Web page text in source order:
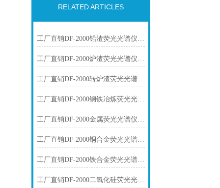
RELATED ARTICLES
工厂直销DF-2000铅渣荧光光谱仪技术参数
工厂直销DF-2000炉渣荧光光谱仪技术参数
工厂直销DF-2000转炉渣荧光光谱仪技术参数
工厂直销DF-2000钢铁冶炼荧光光谱仪技术参数
工厂直销DF-2000金属荧光光谱仪技术参数
工厂直销DF-2000铜合金荧光光谱仪技术参数
工厂直销DF-2000铁合金荧光光谱仪技术参数
工厂直销DF-2000二氧化硅荧光光谱仪技术参数